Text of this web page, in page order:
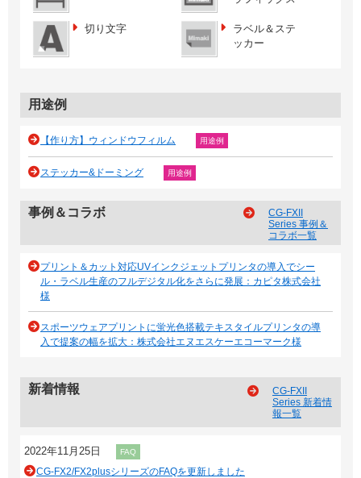
切り文字
ラベル＆ステ
ッカー
用途例
【作り方】ウィンドウフィルム 用途例
ステッカー&ドーミング 用途例
事例＆コラボ
CG-FXII
Series 事例＆
コラボ一覧
プリント＆カット対応UVインクジェットプリンタの導入でシー
ル・ラベル生産のフルデジタル化をさらに発展：カピタ株式会社
様
スポーツウェアプリントに蛍光色搭載テキスタイルプリンタの導
入で提案の幅を拡大：株式会社エヌエスケーエコーマーク様
新着情報
CG-FXII
Series 新着情
報一覧
2022年11月25日 FAQ
CG-FX2/FX2plusシリーズのFAQを更新しました